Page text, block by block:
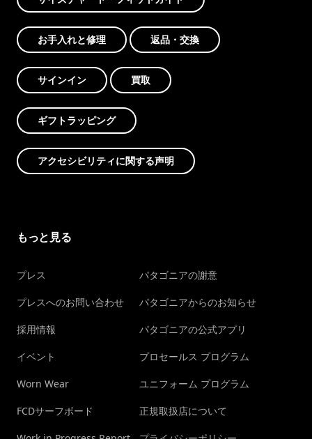
お手入れと修理 返品・交換
サインイン 買取
ギフトラッピング
アクセシビリティに関する声明
もっと見る
プレス
プレスへのお問い合わせ
採用情報
イベント
Worn Wear
FCDサーフボード
パタゴニアの謝意
パタゴニアからのお知らせ
パタゴニアの公式アプリ
プロセールス プログラム
ユニフォーム プログラム
正規取扱店について